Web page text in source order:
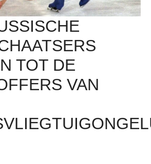
TOT DE
VAN